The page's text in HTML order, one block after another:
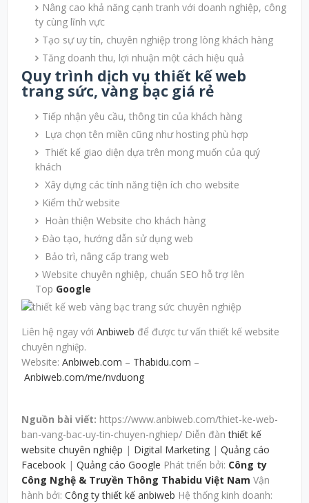
Nâng cao khả năng cạnh tranh với doanh nghiệp, công
ty cùng lĩnh vực
Tạo sự uy tín, chuyên nghiệp trong lòng khách hàng
Tăng doanh thu, lợi nhuận một cách hiệu quả
Quy trình dịch vụ thiết kế web
trang sức, vàng bạc giá rẻ
Tiếp nhận yêu cầu, thông tin của khách hàng
Lựa chọn tên miền cũng như hosting phù hợp
Thiết kế giao diện dựa trên mong muốn của quý
khách
Xây dựng các tính năng tiện ích cho website
Kiểm thử website
Hoàn thiện Website cho khách hàng
Đào tạo, hướng dẫn sử dụng web
Bảo trì, nâng cấp trang web
Website chuyên nghiệp, chuẩn SEO hỗ trợ lên
Top Google
Liên hệ ngay với Anbiweb để được tư vấn thiết kế website
chuyên nghiệp.
Website: Anbiweb.com – Thabidu.com –
Anbiweb.com/me/nvduong
Nguồn bài viết: https://www.anbiweb.com/thiet-ke-web-
ban-vang-bac-uy-tin-chuyen-nghiep/ Diễn đànthiết kế
website chuyên nghiệp | Digital Marketing | Quảng cáo
Facebook | Quảng cáo Google Phát triển bởi: Công ty
Công Nghệ & Truyền Thông Thabidu Việt Nam Vận
hành bởi: Công ty thiết kế anbiweb Hệ thống kinh doanh: